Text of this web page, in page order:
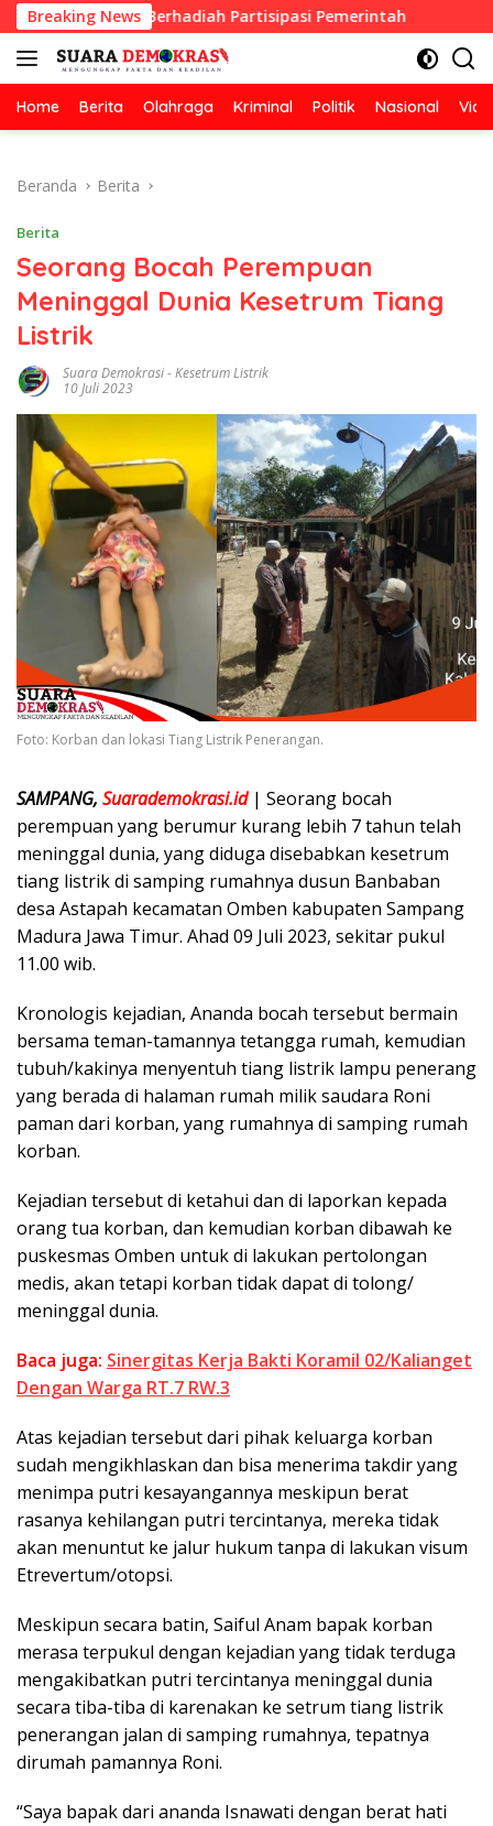
Langsung
ke
konten
Breaking News
Berhadiah Partisipasi Pemerintah Oknum
Home Berita Olahraga Kriminal Politik Nasional
Beranda Berita
Berita
Seorang Bocah Perempuan
Meninggal Dunia Kesetrum Tiang
Listrik
Suara Demokrasi-Kesetrum Listrik
10 Juli 2023
Foto: Korban dan lokasi Tiang Listrik Penerangan.
SAMPANG, Suarademokrasi.id| Seorang bocah
perempuan yang berumur kurang lebih 7 tahun telah
meninggal dunia, yang diduga disebabkan kesetrum
tiang listrik di samping rumahnya dusun Banbaban
desa Astapah kecamatan Omben kabupaten Sampang
Madura Jawa Timur. Ahad 09 Juli 2023, sekitar pukul
11.00 wib.
Kronologis kejadian, Ananda bocah tersebut bermain
bersama teman-tamannya tetangga rumah, kemudian
tubuh/kakinya menyentuh tiang listrik lampu penerang
yang berada di halaman rumah milik saudara Roni
paman dari korban, yang rumahnya di samping rumah
korban.
Kejadian tersebut di ketahui dan di laporkan kepada
orang tua korban, dan kemudian korban dibawah ke
puskesmas Omben untuk di lakukan pertolongan
medis, akan tetapi korban tidak dapat di tolong/
meninggal dunia.
Baca juga: Sinergitas Kerja Bakti Koramil 02/Kalianget
Dengan Warga RT.7 RW.3
Atas kejadian tersebut dari pihak keluarga korban
sudah mengikhlaskan dan bisa menerima takdir yang
menimpa putri kesayangannya meskipun berat
rasanya kehilangan putri tercintanya, mereka tidak
akan menuntut ke jalur hukum tanpa di lakukan visum
Etrevertum/otopsi.
Meskipun secara batin, Saiful Anam bapak korban
merasa terpukul dengan kejadian yang tidak terduga
mengakibatkan putri tercintanya meninggal dunia
secara tiba-tiba di karenakan ke setrum tiang listrik
penerangan jalan di samping rumahnya, tepatnya
dirumah pamannya Roni.
“Saya bapak dari ananda Isnawati dengan berat hati